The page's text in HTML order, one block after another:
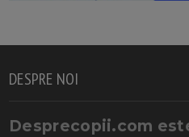
DESPRE NOI
Desprecopii.com